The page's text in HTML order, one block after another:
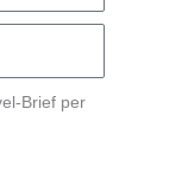
Brief per